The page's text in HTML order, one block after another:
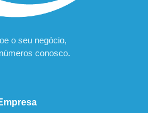
o seu negócio,
conosco.